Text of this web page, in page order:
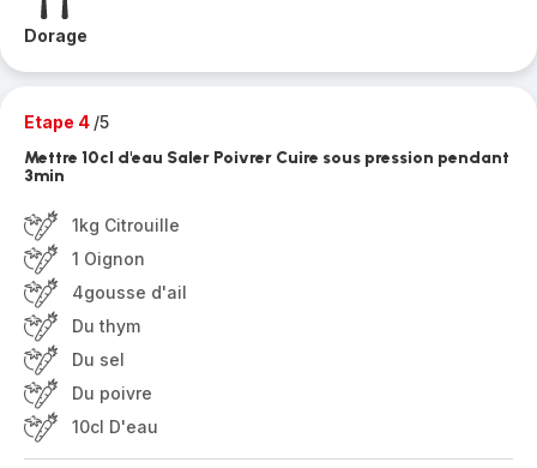
Dorage
Etape 4 /5
Mettre 10cl d'eau Saler Poivrer Cuire sous pression pendant
3min
1kg Citrouille
1 Oignon
4gousse d'ail
Du thym
Du sel
Du poivre
10cl D'eau